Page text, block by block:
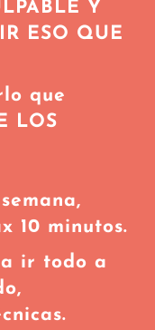
Y
ESO QUE
que
LOS
10 minutos.
ir todo a